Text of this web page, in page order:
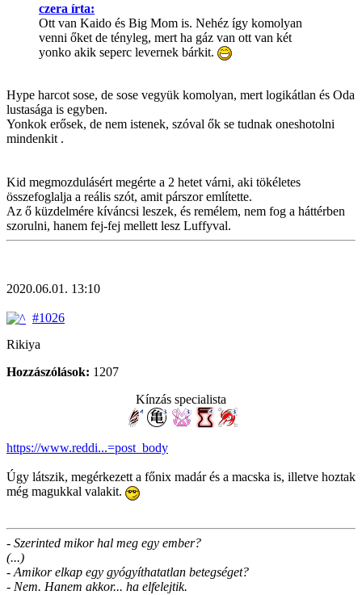
czera írta:
Ott van Kaido és Big Mom is. Nehéz így komolyan
venni őket de tényleg, mert ha gáz van ott van két
yonko akik seperc levernek bárkit.
Hype harcot sose, de sose vegyük komolyan, mert logikátlan és Oda
lustasága is egyben.
Yonkok erősek, de nem istenek, szóval ők se tudnak oneshotolni
mindenkit .
Kid megmozdulásért megérte a 2 hetet várni, aki tökéletes
összefoglalja a reális szót, amit párszor említette.
Az ő küzdelmére kíváncsi leszek, és remélem, nem fog a háttérben
szorulni, hanem fej-fej mellett lesz Luffyval.
2020.06.01. 13:10
#1026
Rikiya
Hozzászólások: 1207
Kínzás specialista
https://www.reddi...=post_body
Úgy látszik, megérkezett a főnix madár és a macska is, illetve hoztak
még magukkal valakit.
- Szerinted mikor hal meg egy ember?
(...)
- Amikor elkap egy gyógyíthatatlan betegséget?
- Nem. Hanem akkor... ha elfelejtik.